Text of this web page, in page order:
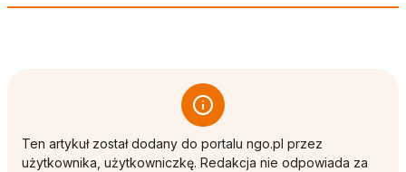
Ten artykuł został dodany do portalu ngo.pl przez
użytkownika, użytkowniczkę. Redakcja nie odpowiada za